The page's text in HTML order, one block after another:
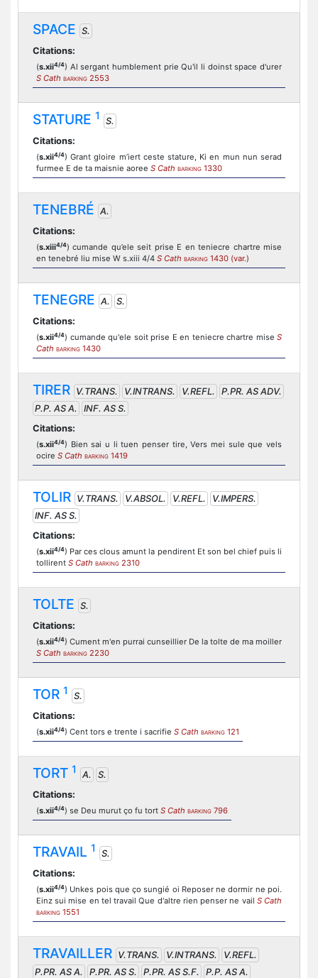
SPACE S.
Citations:
(s.xii4/4) Al sergant humblement prie Qu'il li doinst space d'urer
S Cath BARKING 2553
STATURE 1
S.
Citations:
(s.xii4/4) Grant gloire m’iert ceste stature, Ki en mun nun serad
furmee E de ta maisnie aoree S Cath BARKING 1330
TENEBRÉ A.
Citations:
(s.xiii4/4) cumande qu’ele seit prise E en teniecre chartre mise
en tenebré liu mise W s.xiii 4/4 S Cath BARKING 1430 (var.)
TENEGRE A.
S.
Citations:
(s.xii4/4) cumande qu'ele soit prise E en teniecre chartre mise S
Cath BARKING 1430
TIRER V.TRANS. V.INTRANS. V.REFL.
P.PR. AS ADV.
P.P. AS A.
INF. AS S.
Citations:
(s.xii4/4) Bien sai u li tuen penser tire, Vers mei sule que vels
ocire S Cath BARKING 1419
TOLIR V.TRANS. V.ABSOL. V.REFL.
V.IMPERS.
INF. AS S.
Citations:
(s.xii4/4) Par ces clous amunt la pendirent Et son bel chief puis li
tollirent S Cath BARKING 2310
TOLTE S.
Citations:
(s.xii4/4) Cument m'en purrai cunseillier De la tolte de ma moiller
S Cath BARKING 2230
TOR 1
S.
Citations:
(s.xii4/4) Cent tors e trente i sacrifie S Cath BARKING 121
TORT 1 A.
S.
Citations:
(s.xii4/4) se Deu murut ço fu tort S Cath BARKING 796
TRAVAIL 1
S.
Citations:
(s.xii4/4) Unkes pois que ço sungié oi Reposer ne dormir ne poi.
Einz sui mise en tel travail Que d'altre rien penser ne vail S Cath
BARKING 1551
TRAVAILLER V.TRANS. V.INTRANS.
V.REFL.
P.PR. AS A.
P.PR. AS S. P.PR. AS S.F.
P.P. AS A.